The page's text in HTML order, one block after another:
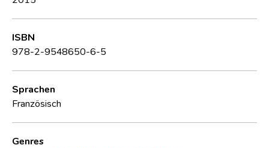
ISBN
978-2-9548650-6-5
Sprachen
Französisch
Genres